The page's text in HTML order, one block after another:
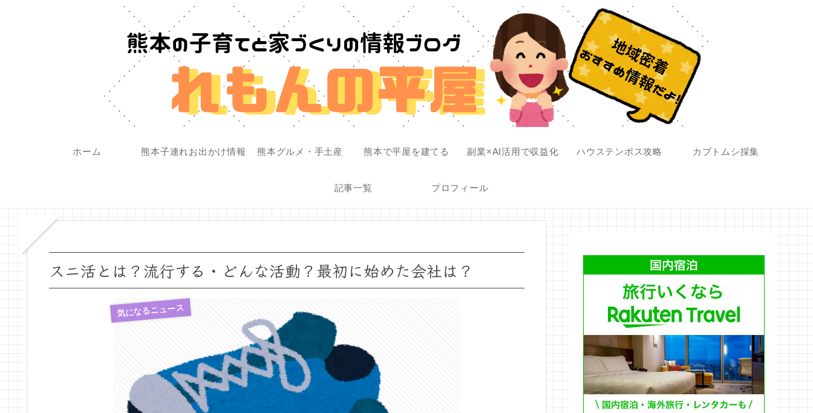
ホーム 熊本子連れお出かけ情報 熊本グルメ・手土産 熊本で平屋を建てる 副業×AI活用で収益化 ハウステンボス攻略 カブトムシ採集
記事一覧 プロフィール
スニ活とは？流行する・どんな活動？最初に始めた会社は？
気になるニュース